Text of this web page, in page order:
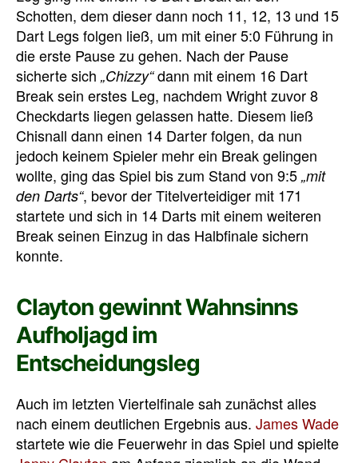
Schotten, dem dieser dann noch 11, 12, 13 und 15
Dart Legs folgen ließ, um mit einer 5:0 Führung in
die erste Pause zu gehen. Nach der Pause
sicherte sich „Chizzy“dann mit einem 16 Dart
Break sein erstes Leg, nachdem Wright zuvor 8
Checkdarts liegen gelassen hatte. Diesem ließ
Chisnall dann einen 14 Darter folgen, da nun
jedoch keinem Spieler mehr ein Break gelingen
wollte, ging das Spiel bis zum Stand von 9:5 „mit
den Darts“, bevor der Titelverteidiger mit 171
startete und sich in 14 Darts mit einem weiteren
Break seinen Einzug in das Halbfinale sichern
konnte.
Clayton gewinnt Wahnsinns
Aufholjagd im
Entscheidungsleg
Auch im letzten Viertelfinale sah zunächst alles
nach einem deutlichen Ergebnis aus. James Wade
startete wie die Feuerwehr in das Spiel und spielte